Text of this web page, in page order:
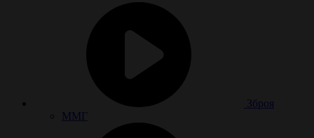
Зброя
ММГ